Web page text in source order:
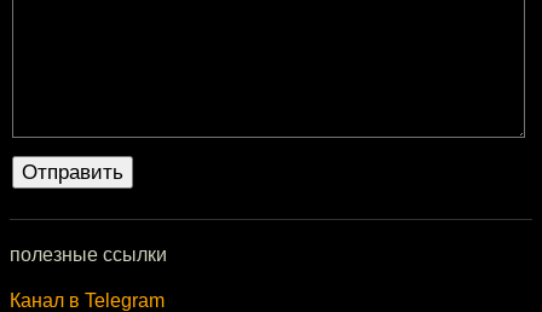
полезные ссылки
Канал в Telegram